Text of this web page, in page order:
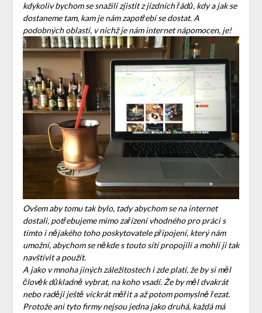
kdykoliv bychom se snažili zjistit z jízdních řádů, kdy a jak se
dostaneme tam, kam je nám zapotřebí se dostat. A
podobných oblastí, v nichž je nám internet nápomocen, je!
Ovšem aby tomu tak bylo, tady abychom se na internet
dostali, potřebujeme mimo zařízení vhodného pro práci s
tímto i nějakého toho poskytovatele připojení, který nám
umožní, abychom se někde s touto sítí propojili a mohli ji tak
navštívit a použít.
A jako v mnoha jiných záležitostech i zde platí, že by si měl
člověk důkladně vybrat, na koho vsadí. Že by měl dvakrát
nebo raději ještě víckrát měřit a až potom pomyslně řezat.
Protože ani tyto firmy nejsou jedna jako druhá, každá má